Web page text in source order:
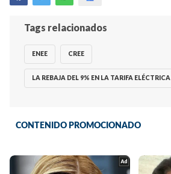
Tags relacionados
ENEE CREE
LA REBAJA DEL 9% EN LA TARIFA ELÉCTRICA